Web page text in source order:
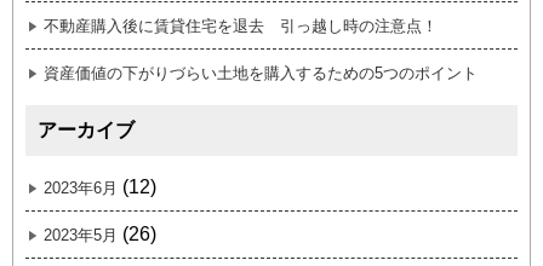
不動産購入後に賃貸住宅を退去 引っ越し時の注意点！
資産価値の下がりづらい土地を購入するための5つのポイント
アーカイブ
2023年6月 (12)
2023年5月 (26)